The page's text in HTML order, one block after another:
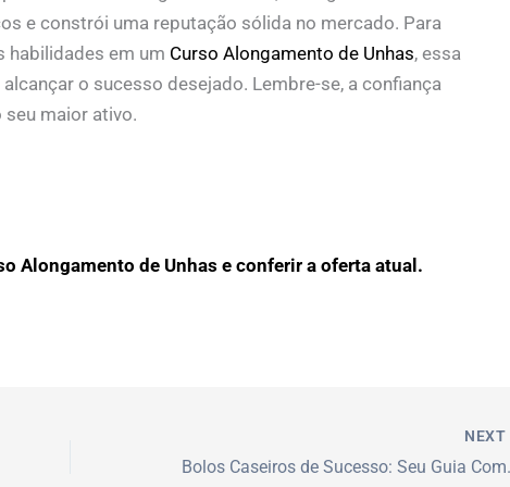
e constrói uma reputação sólida no mercado. Para
habilidades em um Curso Alongamento de Unhas, essa
o sucesso desejado. Lembre-se, a confiança
maior ativo.
Alongamento de Unhas e conferir a oferta atual.
NEXT
Bolos